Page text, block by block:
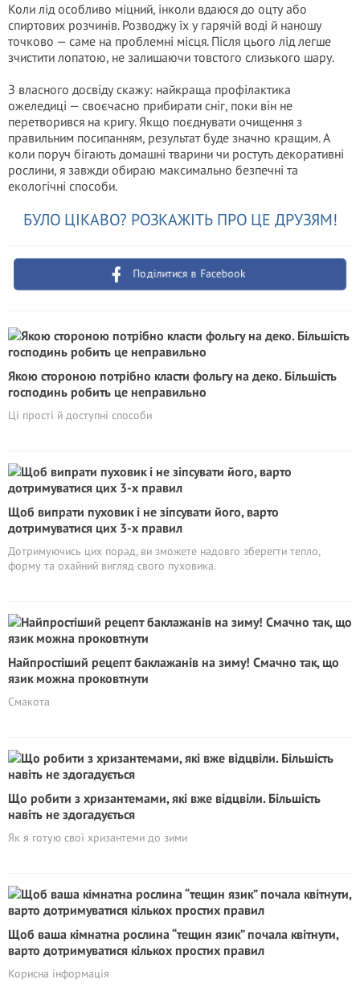
Коли лід особливо міцний, інколи вдаюся до оцту або
спиртових розчинів. Розводжу їх у гарячій воді й наношу
точково — саме на проблемні місця. Після цього лід легше
зчистити лопатою, не залишаючи товстого слизького шару.
З власного досвіду скажу: найкраща профілактика
ожеледиці — своєчасно прибирати сніг, поки він не
перетворився на кригу. Якщо поєднувати очищення з
правильним посипанням, результат буде значно кращим. А
коли поруч бігають домашні тварини чи ростуть декоративні
рослини, я завжди обираю максимально безпечні та
екологічні способи.
БУЛО ЦІКАВО? РОЗКАЖІТЬ ПРО ЦЕ ДРУЗЯМ!
Поділитися в Facebook
Якою стороною потрібно класти фольгу на деко. Більшість
господинь робить це неправильно
Ці прості й доступні способи
Щоб випрати пуховик і не зіпсувати його, варто
дотримуватися цих 3-х правил
Дотримуючись цих порад, ви зможете надовго зберегти тепло,
форму та охайний вигляд свого пуховика.
Найпростіший рецепт баклажанів на зиму! Смачно так, що
язик можна проковтнути
Смакота
Що робити з хризантемами, які вже відцвіли. Більшість
навіть не здогадується
Як я готую свої хризантеми до зими
Щоб ваша кімнатна рослина “тещин язик” почала квітнути,
варто дотримуватися кількох простих правил
Корисна інформація